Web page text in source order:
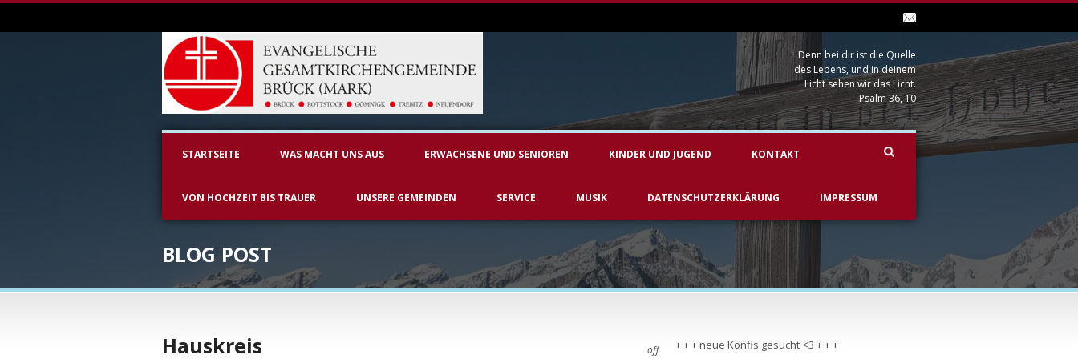
Denn bei dir ist die Quelle
des Lebens, und in deinem
Licht sehen wir das Licht.
Psalm 36, 10
STARTSEITE WAS MACHT UNS AUS ERWACHSENE UND SENIOREN KINDER UND JUGEND KONTAKT
VON HOCHZEIT BIS TRAUER UNSERE GEMEINDEN SERVICE MUSIK DATENSCHUTZERKLÄRUNG IMPRESSUM
BLOG POST
off
Hauskreis + + + neue Konfis gesucht <3 + + +